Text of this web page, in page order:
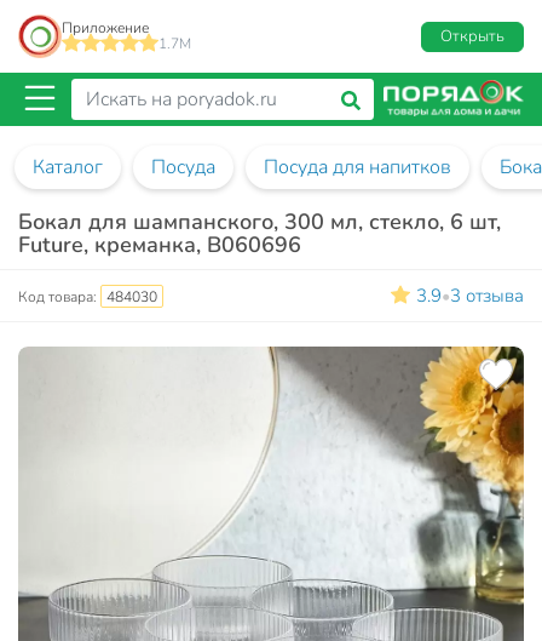
Приложение
1.7M
Открыть
Каталог Посуда Посуда для напитков
Бокал для шампанского, 300 мл, стекло, 6 шт,
Future, креманка, B060696
Код товара: 484030 3.9•3 отзыва